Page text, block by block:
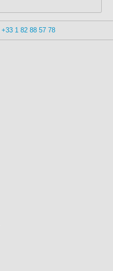
+33 1 82 88 57 78